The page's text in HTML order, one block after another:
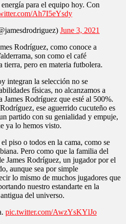
para el equipo hoy. Con
Ah7I5eYsdy
June 3, 2021
Rodríguez, como conoce a
son como el café
tierra, pero en materia futbolera.
integran la selección no se
físicas, no alcanzamos a
James Rodríguez que esté al 500%.
ese aguerrido cucuteño es
partido con su genialidad y empuje,
ya lo hemos visto.
piso o todos en la cama, como se
Pero como que la familia del
James Rodríguez, un jugador por el
aunque sea por simple
lo mismo de muchos jugadores que
nuestro estandarte en la
del universo.
pic.twitter.com/AwzYsKYlJo